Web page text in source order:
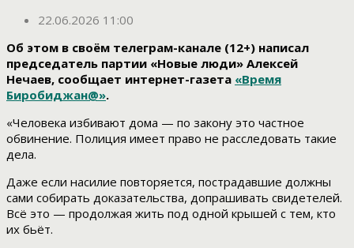
22.06.2026 11:00
Об этом в своём телеграм-канале (12+) написал
председатель партии «Новые люди» Алексей
Нечаев, сообщает интернет-газета «Время
Биробиджан@».
«Человека избивают дома — по закону это частное
обвинение. Полиция имеет право не расследовать такие
дела.
Даже если насилие повторяется, пострадавшие должны
сами собирать доказательства, допрашивать свидетелей.
Всё это — продолжая жить под одной крышей с тем, кто
их бьёт.